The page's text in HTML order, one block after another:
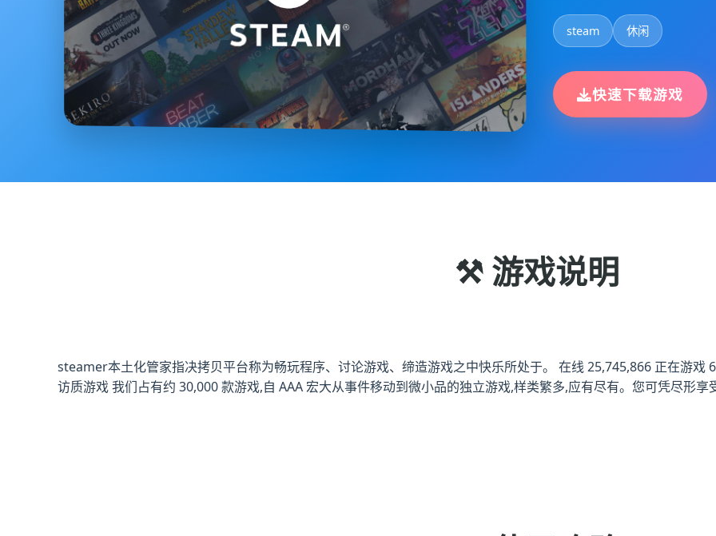
steam 休闲
快速下载游戏
⚒️ 游戏说明
steamer本土化管家指决拷贝平台称为畅玩程序、讨论游戏、缔造游戏之中快乐所处于。 在线 25,745,866 正在游
访质游戏 我们占有约 30,000 款游戏,自 AAA 宏大从事件移动到微小品的独立游戏,样类繁多,应有尽有。您可凭尽形享